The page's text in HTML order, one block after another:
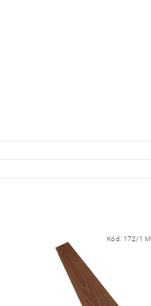
Kód: 172/1 M